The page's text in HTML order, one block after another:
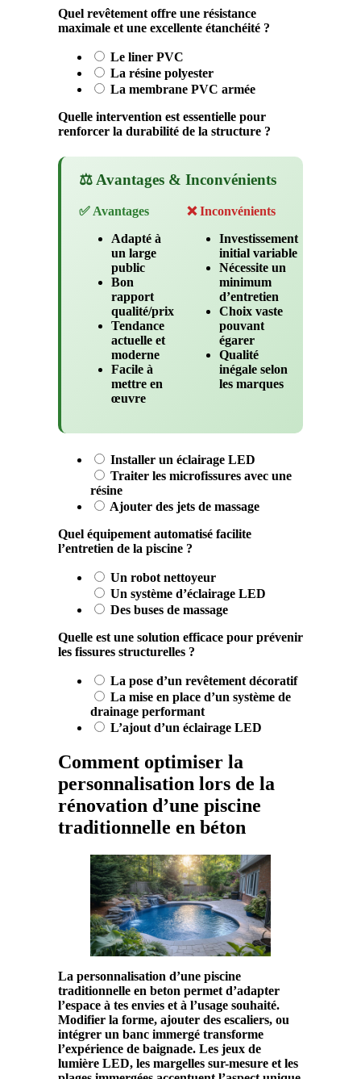
Quel revêtement offre une résistance
maximale et une excellente étanchéité ?
Le liner PVC
La résine polyester
La membrane PVC armée
Quelle intervention est essentielle pour
renforcer la durabilité de la structure ?
⚖️ Avantages & Inconvénients
✅ Avantages
Adapté à
un large
public
Bon
rapport
qualité/prix
Tendance
actuelle et
moderne
Facile à
mettre en
œuvre
❌ Inconvénients
Investissement
initial variable
Nécessite un
minimum
d’entretien
Choix vaste
pouvant
égarer
Qualité
inégale selon
les marques
Installer un éclairage LED
Traiter les microfissures avec une
résine
Ajouter des jets de massage
Quel équipement automatisé facilite
l’entretien de la piscine ?
Un robot nettoyeur
Un système d’éclairage LED
Des buses de massage
Quelle est une solution efficace pour prévenir
les fissures structurelles ?
La pose d’un revêtement décoratif
La mise en place d’un système de
drainage performant
L’ajout d’un éclairage LED
Comment optimiser la
personnalisation lors de la
rénovation d’une piscine
traditionnelle en béton
La personnalisation d’une piscine
traditionnelle en beton permet d’adapter
l’espace à tes envies et à l’usage souhaité.
Modifier la forme, ajouter des escaliers, ou
intégrer un banc immergé transforme
l’expérience de baignade. Les jeux de
lumière LED, les margelles sur-mesure et les